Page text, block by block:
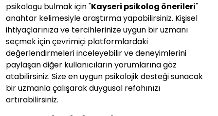
psikologu bulmak için "
Kayseri psikolog önerileri
anahtar kelimesiyle araştırma yapabilirsiniz. Kişisel
ihtiyaçlarınıza ve tercihlerinize uygun bir uzmanı
seçmek için çevrimiçi platformlardaki
değerlendirmeleri inceleyebilir ve deneyimlerini
paylaşan diğer kullanıcıların yorumlarına göz
atabilirsiniz. Size en uygun psikolojik desteği sunacak
bir uzmanla çalışarak duygusal refahınızı
artırabilirsiniz.